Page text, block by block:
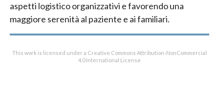
aspetti logistico organizzativi e favorendo una
maggiore serenità al paziente e ai familiari.
This work is licensed under a Creative Commons Attribution-NonCommercial
4.0 International License